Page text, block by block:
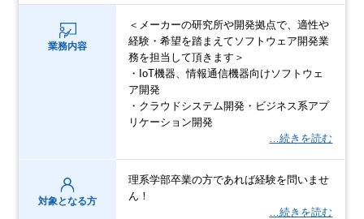
業務内容
＜メーカーの研究所や開発拠点で、適性や
経験・希望を踏まえてソフトウェア開発業
務を担当して頂きます＞
・IoT機器、情報通信機器向けソフトウェ
ア開発
・クラウドシステム開発・ビジネス系アプ
リケーション開発
…続きを読む
対象となる方
理系学部卒業の方であれば経験を問いませ
ん！
…続きを読む